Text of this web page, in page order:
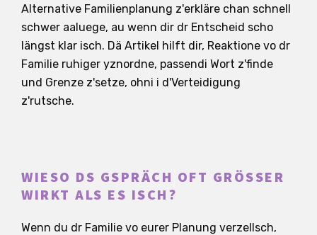
Alternative Familienplanung z'erkläre chan schnell
schwer aaluege, au wenn dir dr Entscheid scho
längst klar isch. Dä Artikel hilft dir, Reaktione vo dr
Familie ruhiger yznordne, passendi Wort z'finde
und Grenze z'setze, ohni i d'Verteidigung
z'rutsche.
WIESO DS GSPRÄCH OFT GRÖSSER
WIRKT ALS ES ISCH?
Wenn du dr Familie vo eurer Planung verzellsch,